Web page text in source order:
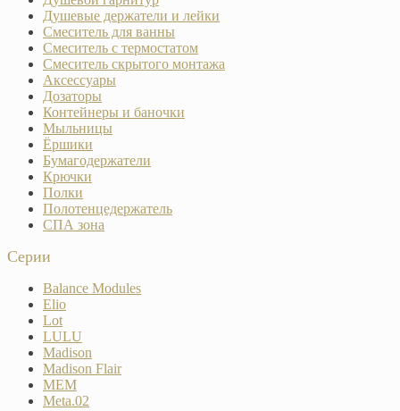
Душевые держатели и лейки
Смеситель для ванны
Смеситель с термостатом
Смеситель скрытого монтажа
Аксессуары
Дозаторы
Контейнеры и баночки
Мыльницы
Ёршики
Бумагодержатели
Крючки
Полки
Полотенцедержатель
СПА зона
Серии
Balance Modules
Elio
Lot
LULU
Madison
Madison Flair
MEM
Meta.02